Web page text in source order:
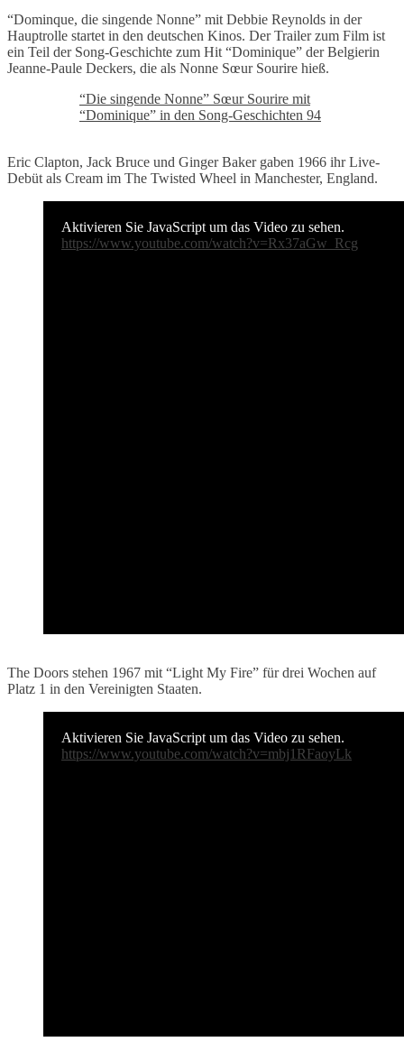
“Dominque, die singende Nonne” mit Debbie Reynolds in der
Hauptrolle startet in den deutschen Kinos. Der Trailer zum Film ist
ein Teil der Song-Geschichte zum Hit “Dominique” der Belgierin
Jeanne-Paule Deckers, die als Nonne Sœur Sourire hieß.
“Die singende Nonne” Sœur Sourire mit
“Dominique” in den Song-Geschichten 94
Eric Clapton, Jack Bruce und Ginger Baker gaben 1966 ihr Live-
Debüt als Cream im The Twisted Wheel in Manchester, England.
Aktivieren Sie JavaScript um das Video zu sehen.
https://www.youtube.com/watch?v=Rx37aGw_Rcg
The Doors stehen 1967 mit “Light My Fire” für drei Wochen auf
Platz 1 in den Vereinigten Staaten.
Aktivieren Sie JavaScript um das Video zu sehen.
https://www.youtube.com/watch?v=mbj1RFaoyLk